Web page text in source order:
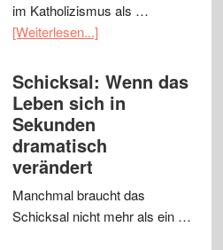
im Katholizismus als …
[Weiterlesen...]
Schicksal: Wenn das
Leben sich in
Sekunden
dramatisch
verändert
Manchmal braucht das
Schicksal nicht mehr als ein …